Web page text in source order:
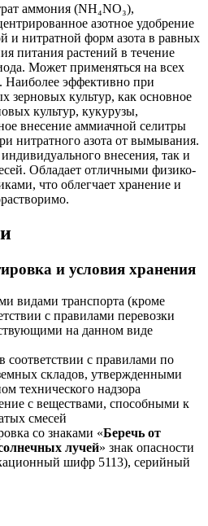
аммония (NH₄NO₃),
азотное удобрение
и нитратной форм азота в равных
питания растений в течение
Может применяться на всех
Наиболее эффективно при
зерновых культур, как основное
культур, кукурузы,
внесение аммиачной селитры
нитратного азота от вымывания.
внесения, так и
Обладает отличными физико-
что облегчает хранение и
и условия хранения
видами транспорта (кроме
с правилами перевозки
на данном виде
соответствии с правилами по
складов, утвержденными
технического надзора
с веществами, способными к
смесей
со знаками «Беречь от
лучей» знак опасности
шифр 5113), серийный